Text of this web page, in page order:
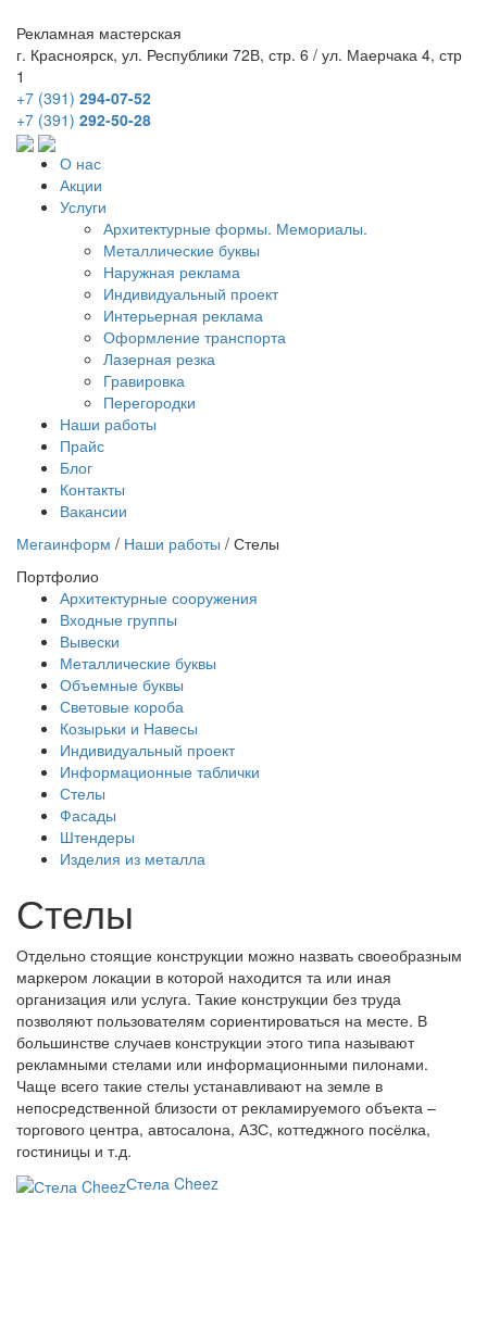
Рекламная мастерская
г. Красноярск, ул. Республики 72В, стр. 6 / ул. Маерчака 4, стр
1
+7 (391) 294-07-52
+7 (391) 292-50-28
О нас
Акции
Услуги
Архитектурные формы. Мемориалы.
Металлические буквы
Наружная реклама
Индивидуальный проект
Интерьерная реклама
Оформление транспорта
Лазерная резка
Гравировка
Перегородки
Наши работы
Прайс
Блог
Контакты
Вакансии
Мегаинформ / Наши работы / Стелы
Портфолио
Архитектурные сооружения
Входные группы
Вывески
Металлические буквы
Объемные буквы
Световые короба
Козырьки и Навесы
Индивидуальный проект
Информационные таблички
Стелы
Фасады
Штендеры
Изделия из металла
Стелы
Отдельно стоящие конструкции можно назвать своеобразным
маркером локации в которой находится та или иная
организация или услуга. Такие конструкции без труда
позволяют пользователям сориентироваться на месте. В
большинстве случаев конструкции этого типа называют
рекламными стелами или информационными пилонами.
Чаще всего такие стелы устанавливают на земле в
непосредственной близости от рекламируемого объекта –
торгового центра, автосалона, АЗС, коттеджного посёлка,
гостиницы и т.д.
Стела Cheez